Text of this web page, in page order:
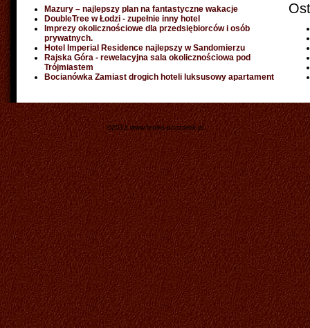
Mazury – najlepszy plan na fantastyczne wakacje
DoubleTree w Łodzi - zupełnie inny hotel
Imprezy okolicznościowe dla przedsiębiorców i osób
prywatnych.
Hotel Imperial Residence najlepszy w Sandomierzu
Rajska Góra - rewelacyjna sala okolicznościowa pod
Trójmiastem
Bocianówka Zamiast drogich hoteli luksusowy apartament
©2013 www.feniks-poczatek.pl